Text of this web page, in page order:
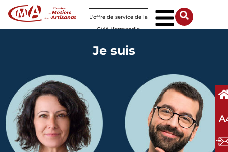
L’offre de service de la
CMA Normandie
A
Je suis
Panneau de gestion des cookies